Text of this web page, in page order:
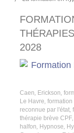
2028
Caen Erickson
Le Havre
reconnue par l'état
thérapie brève CPF
halfon Hypnose